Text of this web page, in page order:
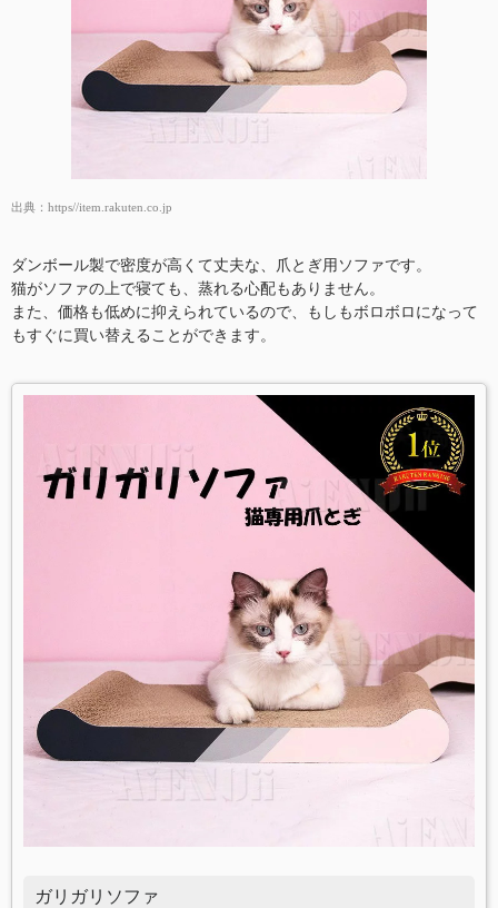
出典： https//item.rakuten.co.jp
ダンボール製で密度が高くて丈夫な、爪とぎ用ソファです。
猫がソファの上で寝ても、蒸れる心配もありません。
また、価格も低めに抑えられているので、もしもボロボロになって
もすぐに買い替えることができます。
ガリガリソファ